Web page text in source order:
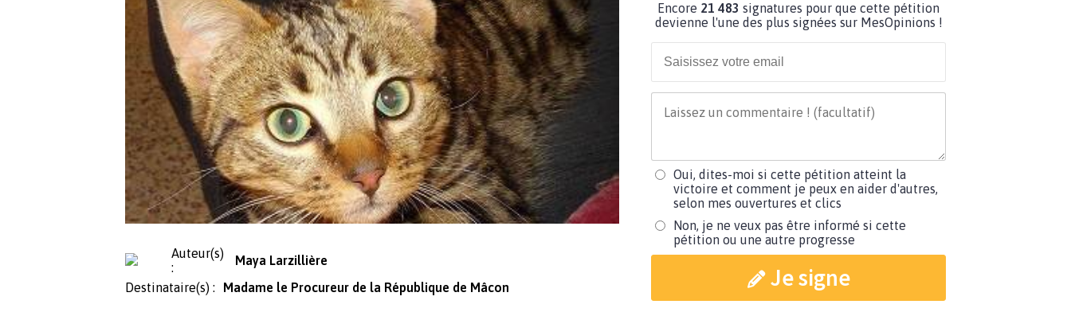
Auteur(s)
:
Maya Larzillière
Destinataire(s) :
Madame le Procureur de la République de Mâcon
Encore 21 483 signatures pour que cette pétition
devienne l'une des plus signées sur MesOpinions !
Oui, dites-moi si cette pétition atteint la
victoire et comment je peux en aider d'autres,
selon mes ouvertures et clics
Non, je ne veux pas être informé si cette
pétition ou une autre progresse
Je signe